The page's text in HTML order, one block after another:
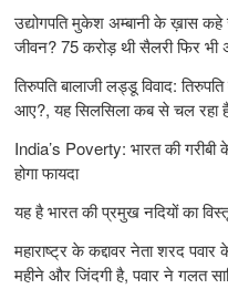
उद्योगपति मुकेश अम्बानी के ख़ास कहे
जीवन? 75 करोड़ थी सैलरी फिर
तिरुपति बालाजी लड्डू विवाद:
आए?, यह सिलसिला कब से चल रहा
India’s Poverty: भारत की गरीबी
होगा फायदा
यह है भारत की प्रमुख नदियों का
महाराष्ट्र के कद्दावर नेता शरद
महीने और जिंदगी है, पवार ने गलत